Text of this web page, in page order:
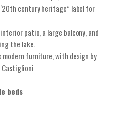
century heritage” label for
patio, a large balcony, and
the lake.
modern furniture, with design by
Castiglioni
beds